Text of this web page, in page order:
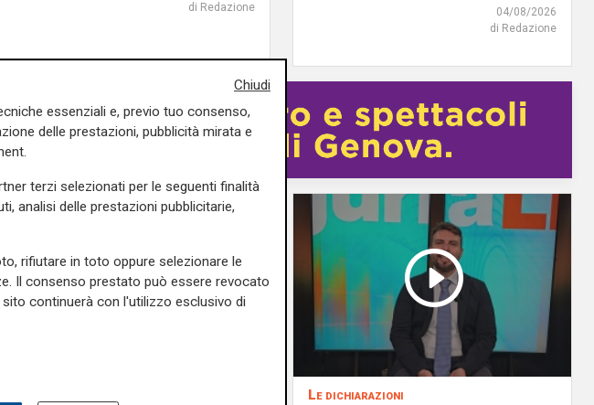
di Redazione
04/08/2026
di Redazione
Le dichiarazioni
Chiudi
essenziali e, previo tuo consenso,
delle prestazioni, pubblicità mirata e
terzi selezionati per le seguenti finalità
analisi delle prestazioni pubblicitarie,
rifiutare in toto oppure selezionare le
Il consenso prestato può essere revocato
continuerà con l'utilizzo esclusivo di